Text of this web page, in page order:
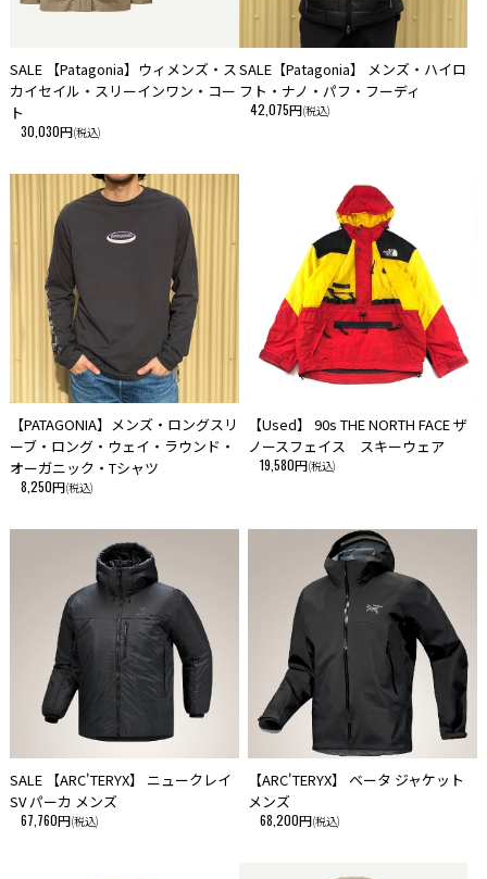
SALE 【Patagonia】ウィメンズ・ス
カイセイル・スリーインワン・コー
ト
30,030円(税込)
SALE【Patagonia】 メンズ・ハイロ
フト・ナノ・パフ・フーディ
42,075円(税込)
【PATAGONIA】メンズ・ロングスリ
ーブ・ロング・ウェイ・ラウンド・
オーガニック・Tシャツ
8,250円(税込)
【Used】 90s THE NORTH FACE ザ
ノースフェイス スキーウェア
19,580円(税込)
SALE 【ARC'TERYX】 ニュークレイ
SV パーカ メンズ
67,760円(税込)
【ARC'TERYX】 ベータ ジャケット
メンズ
68,200円(税込)